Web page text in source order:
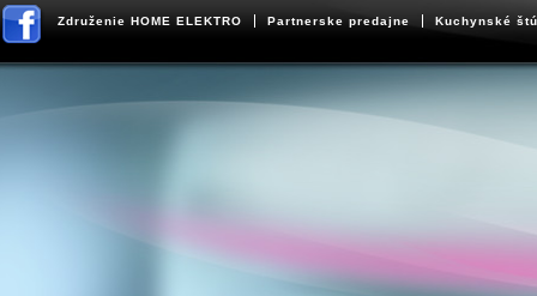
Združenie HOME ELEKTRO Partnerske predajne Kuchynské